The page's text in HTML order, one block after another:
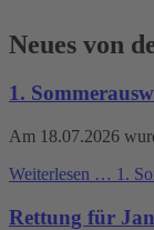
Neues von
1.
Am 18.07.2026
Weiterlesen … 1.
Rettung für